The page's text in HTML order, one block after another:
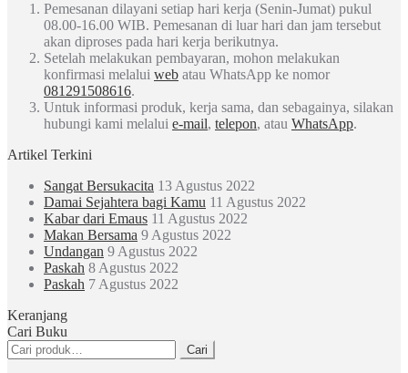
Pemesanan dilayani setiap hari kerja (Senin-Jumat) pukul
08.00-16.00 WIB. Pemesanan di luar hari dan jam tersebut
akan diproses pada hari kerja berikutnya.
Setelah melakukan pembayaran, mohon melakukan
konfirmasi melalui web atau WhatsApp ke nomor
081291508616.
Untuk informasi produk, kerja sama, dan sebagainya, silakan
hubungi kami melalui e-mail, telepon, atau WhatsApp.
Artikel Terkini
Sangat Bersukacita 13 Agustus 2022
Damai Sejahtera bagi Kamu 11 Agustus 2022
Kabar dari Emaus 11 Agustus 2022
Makan Bersama 9 Agustus 2022
Undangan 9 Agustus 2022
Paskah 8 Agustus 2022
Paskah 7 Agustus 2022
Keranjang
Cari Buku
Pencarian
untuk:
Cari